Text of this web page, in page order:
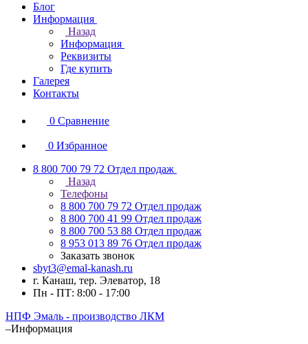
Блог
Информация
Назад
Информация
Реквизиты
Где купить
Галерея
Контакты
0 Сравнение
0 Избранное
8 800 700 79 72 Отдел продаж
Назад
Телефоны
8 800 700 79 72 Отдел продаж
8 800 700 41 99 Отдел продаж
8 800 700 53 88 Отдел продаж
8 953 013 89 76 Отдел продаж
Заказать звонок
sbyt3@emal-kanash.ru
г. Канаш, тер. Элеватор, 18
Пн - ПТ: 8:00 - 17:00
НПФ Эмаль - производство ЛКМ
–Информация